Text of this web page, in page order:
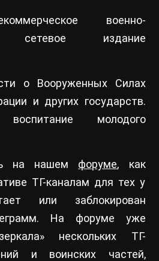
военно-
сетевое издание
о Вооруженных Силах
и других государств.
воспитание молодого
на нашем форуме, как
ТГ-каналам для тех у
или заблокирован
На форуме уже
нескольких ТГ-
и воинских частей,